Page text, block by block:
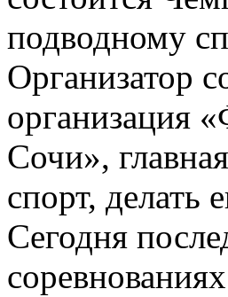
подводному
Организатор
организация
Сочи»,
спорт, делать
Сегодня